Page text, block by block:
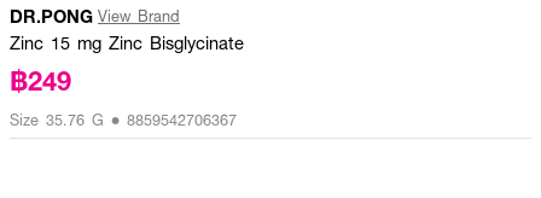
DR.PONG View Brand
Zinc 15 mg Zinc Bisglycinate
฿249
Size 35.76 G • 8859542706367